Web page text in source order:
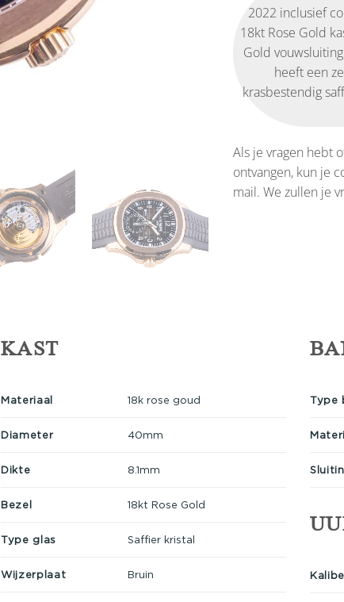
2022 inclusief
18kt Rose Gold
Gold
heeft een
krasbestendig
Als je vragen hebt
ontvangen, kun je
mail. We zullen je
KAST
Materiaal 18k rose goud
Diameter 40mm
Dikte 8.1mm
Bezel 18kt Rose Gold
Type glas Saffier kristal
Wijzerplaat Bruin
Type